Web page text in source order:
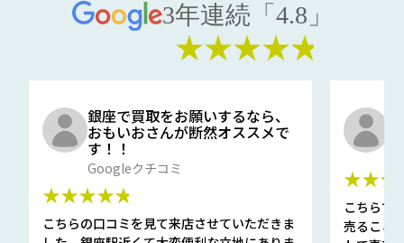
3年連続「4.8」
★★★★★
銀座で買取をお願いするなら、
おもいおさんが断然オススメで
す！！
Googleクチコミ
★★★★★
こちらの口コミを見て来店させていただきま
こちらで
売ること